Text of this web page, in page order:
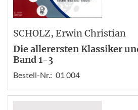
SCHOLZ, Erwin Christian
Die allerersten Klassiker
Band 1-3
Bestell-Nr.: 01 004